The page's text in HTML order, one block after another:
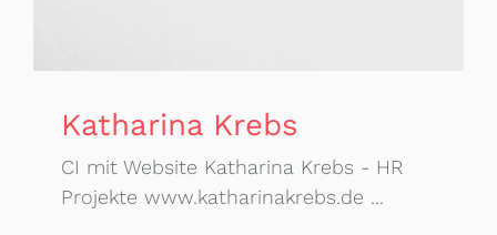
Katharina Krebs
CI mit Website Katharina Krebs - HR
Projekte www.katharinakrebs.de ...